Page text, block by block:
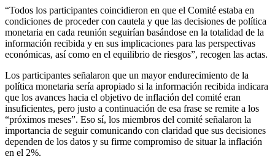
“Todos los participantes coincidieron en que el Comité estaba en
condiciones de proceder con cautela y que las decisiones de política
monetaria en cada reunión seguirían basándose en la totalidad de la
información recibida y en sus implicaciones para las perspectivas
económicas, así como en el equilibrio de riesgos”, recogen las actas.
Los participantes señalaron que un mayor endurecimiento de la
política monetaria sería apropiado si la información recibida indicara
que los avances hacia el objetivo de inflación del comité eran
insuficientes, pero justo a continuación de esa frase se remite a los
“próximos meses”. Eso sí, los miembros del comité señalaron la
importancia de seguir comunicando con claridad que sus decisiones
dependen de los datos y su firme compromiso de situar la inflación
en el 2%.